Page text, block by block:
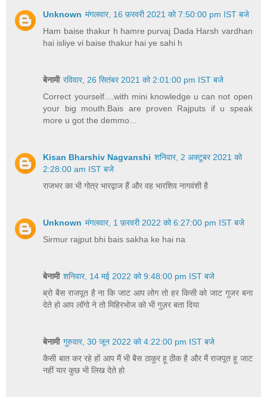
Unknown मंगलवार, 16 फ़रवरी 2021 को 7:50:00 pm IST बजे
Ham baise thakur h hamre purvaj Dada Harsh vardhan
hai isliye vi baise thakur hai ye sahi h
बेनामी रविवार, 26 सितंबर 2021 को 2:01:00 pm IST बजे
Correct yourself....with mini knowledge u can not open
your big mouth.Bais are proven Rajputs if u speak
more u got the demmo...
Kisan Bharshiv Nagvanshi शनिवार, 2 अक्टूबर 2021 को
2:28:00 am IST बजे
राजभर का भी गोत्र भारद्वाज हैं और वह भारशिव नागवंशी है
Unknown मंगलवार, 1 फ़रवरी 2022 को 6:27:00 pm IST बजे
Sirmur rajput bhi bais sakha ke hai na
बेनामी शनिवार, 14 मई 2022 को 9:48:00 pm IST बजे
ब्रो बैस राजपूत है ना कि जाट आप लोग तो हर किसी को जाट गुजर बना
देते हो आप लॉगो ने तो मिहिरभोज को भी गुज़र बता दिया
बेनामी गुरुवार, 30 जून 2022 को 4:22:00 pm IST बजे
कैसी बात कर रहे हों आप मैं भी बैस ठाकुर हू ठीक है और मैं राजपूत हू जाट
नहीं यार कुछ भी लिख देते हो